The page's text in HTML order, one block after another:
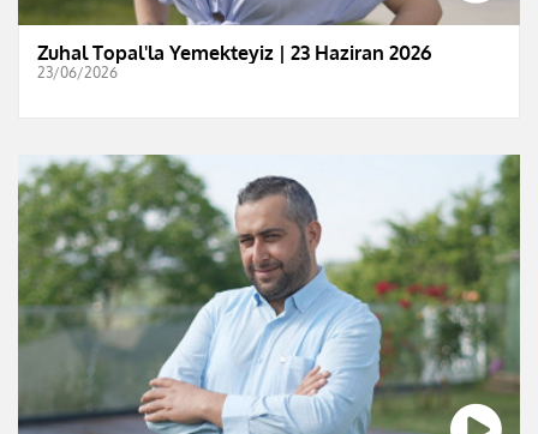
Zuhal Topal'la Yemekteyiz | 23 Haziran 2026
23/06/2026